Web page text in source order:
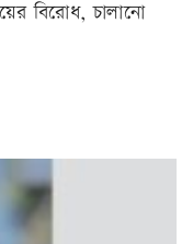
বিরোধ, চালানো